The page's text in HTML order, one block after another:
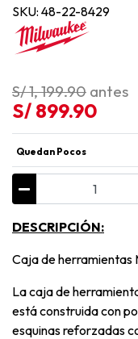
SKU: 48-22-8429
S/ 1, 199.90 antes
S/ 899.90
Quedan Pocos
DESCRIPCIÓN:
Caja de herramientas
La caja de
está construida con
esquinas reforzadas